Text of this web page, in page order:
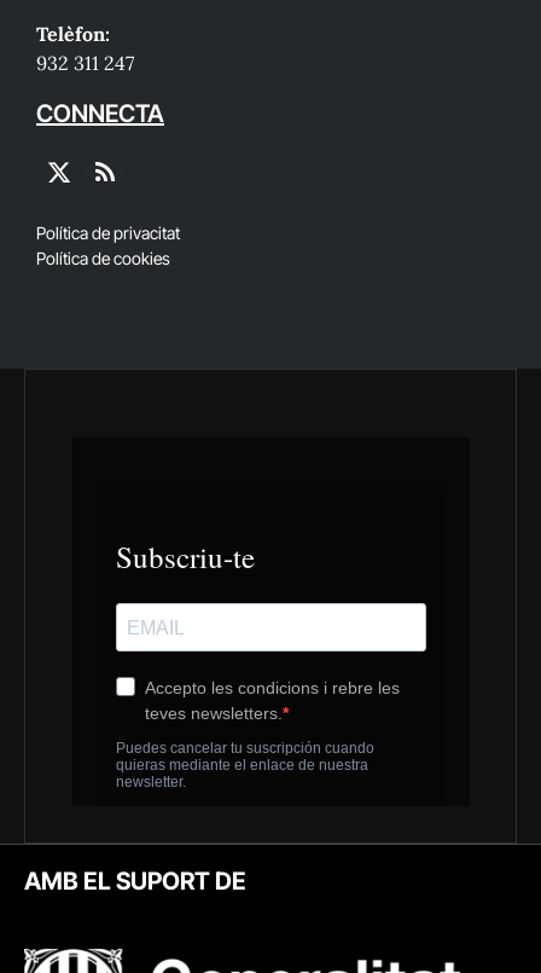
Telèfon:
932 311 247
CONNECTA
X
RSS
Política de privacitat
Política de cookies
AMB EL SUPORT DE